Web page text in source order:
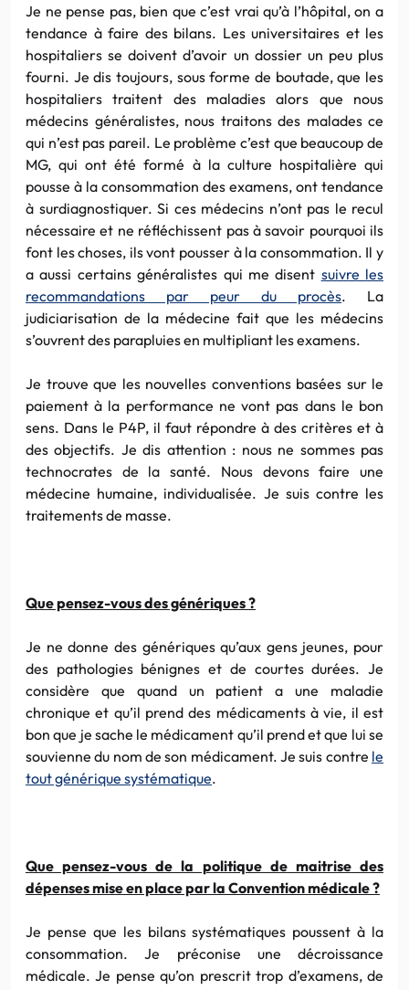
Je ne pense pas, bien que c’est vrai qu’à l’hôpital, on a
tendance à faire des bilans. Les universitaires et les
hospitaliers se doivent d’avoir un dossier un peu plus
fourni. Je dis toujours, sous forme de boutade, que les
hospitaliers traitent des maladies alors que nous
médecins généralistes, nous traitons des malades ce
qui n’est pas pareil. Le problème c’est que beaucoup de
MG, qui ont été formé à la culture hospitalière qui
pousse à la consommation des examens, ont tendance
à surdiagnostiquer. Si ces médecins n’ont pas le recul
nécessaire et ne réfléchissent pas à savoir pourquoi ils
font les choses, ils vont pousser à la consommation. Il y
a aussi certains généralistes qui me disent suivre les
recommandations par peur du procès. La
judiciarisation de la médecine fait que les médecins
s’ouvrent des parapluies en multipliant les examens.
Je trouve que les nouvelles conventions basées sur le
paiement à la performance ne vont pas dans le bon
sens. Dans le P4P, il faut répondre à des critères et à
des objectifs. Je dis attention : nous ne sommes pas
technocrates de la santé. Nous devons faire une
médecine humaine, individualisée. Je suis contre les
traitements de masse.
Que pensez-vous des génériques ?
Je ne donne des génériques qu’aux gens jeunes, pour
des pathologies bénignes et de courtes durées. Je
considère que quand un patient a une maladie
chronique et qu’il prend des médicaments à vie, il est
bon que je sache le médicament qu’il prend et que lui se
souvienne du nom de son médicament. Je suis contre le
tout générique systématique.
Que pensez-vous de la politique de maitrise des
dépenses mise en place par la Convention médicale ?
Je pense que les bilans systématiques poussent à la
consommation. Je préconise une décroissance
médicale. Je pense qu’on prescrit trop d’examens, de